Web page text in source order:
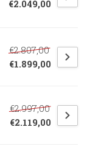
€2.049,00
€2.807,00
€1.899,00
€2.997,00
€2.119,00